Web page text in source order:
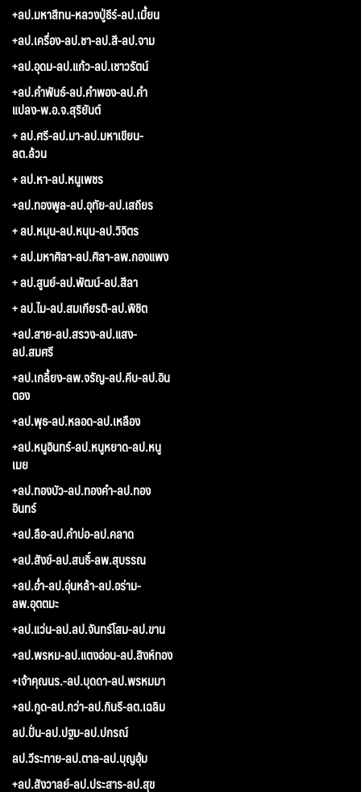
+ลป.มหาสีทน-หลวงปู่ธีร์-ลป.เมี้ยน
+ลป.เครื่อง-ลป.ชา-ลป.สี-ลป.จาม
+ลป.อุดม-ลป.แก้ว-ลป.เชาวรัตน์
+ลป.คำพันธ์-ลป.คำพอง-ลป.คำ
แปลง-พ.อ.จ.สุริยันต์
+ ลป.ศรี-ลป.มา-ลป.มหาเขียน-
ลต.ล้วน
+ ลป.หา-ลป.หนูเพชร
+ลป.ทองพูล-ลป.อุทัย-ลป.เสถียร
+ ลป.หมุน-ลป.หนุน-ลป.วิจิตร
+ ลป.มหาศิลา-ลป.ศิลา-ลพ.กองแพง
+ ลป.สูนย์-ลป.พัฒน์-ลป.สีลา
+ ลป.ไม-ลป.สมเกียรติ-ลป.พิชิต
+ลป.สาย-ลป.สรวง-ลป.แสง-
ลป.สมศรี
+ลป.เกลี้ยง-ลพ.จรัญ-ลป.คีบ-ลป.อิน
ตอง
+ลป.พุธ-ลป.หลอด-ลป.เหลือง
+ลป.หนูอินทร์-ลป.หนูหยาด-ลป.หนู
เมย
+ลป.ทองบัว-ลป.ทองคำ-ลป.ทอง
อินทร์
+ลป.ลือ-ลป.คำบ่อ-ลป.คลาด
+ลป.สังข์-ลป.สนธิ์-ลพ.สุบรรณ
+ลป.อ่ำ-ลป.อุ่นหล้า-ลป.อร่าม-
ลพ.อุตตมะ
+ลป.แว่น-ลป.ลป.จันทร์โสม-ลป.ขาน
+ลป.พรหม-ลป.แตงอ่อน-ลป.สิงห์ทอง
+เจ้าคุณนร.-ลป.บุดดา-ลป.พรหมมา
+ลป.กูด-ลป.กว่า-ลป.กินรี-ลต.เฉลิม
ลป.ปั่น-ลป.ปฐม-ลป.ปกรณ์
ลป.วีระทาย-ลป.ตาล-ลป.บุญอุ้ม
+ลป.สังวาลย์-ลป.ประสาร-ลป.สุข